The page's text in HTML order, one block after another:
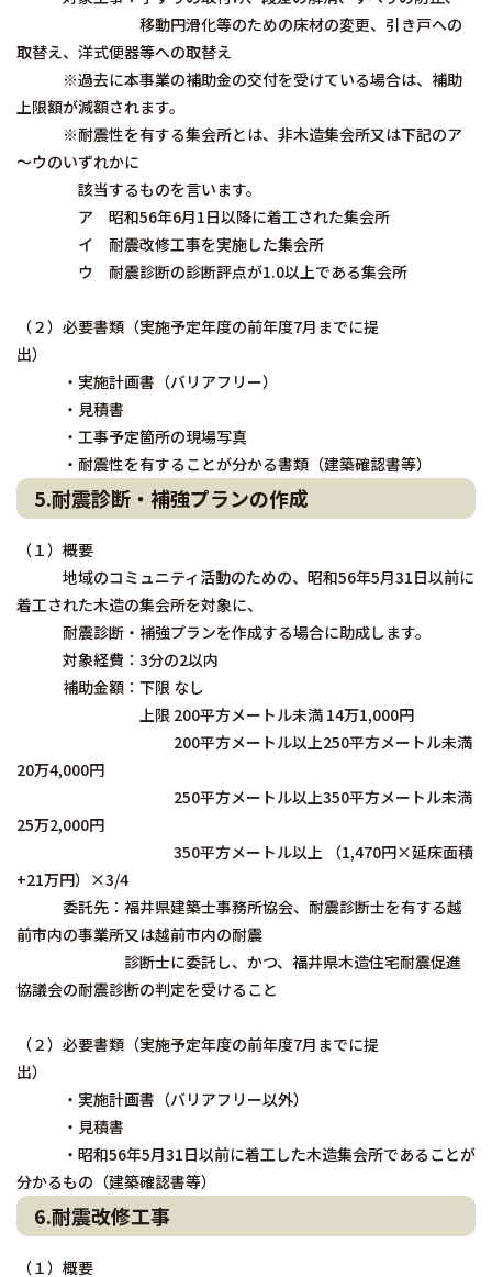
移動円滑化等のための床材の変更、引き戸への
取替え、洋式便器等への取替え
※過去に本事業の補助金の交付を受けている場合は、補助
上限額が減額されます。
※耐震性を有する集会所とは、非木造集会所又は下記のア
～ウのいずれかに
該当するものを言います。
ア 昭和56年6月1日以降に着工された集会所
イ 耐震改修工事を実施した集会所
ウ 耐震診断の診断評点が1.0以上である集会所
（２）必要書類（実施予定年度の前年度7月までに提
出）
・実施計画書（バリアフリー）
・見積書
・工事予定箇所の現場写真
・耐震性を有することが分かる書類（建築確認書等）
5.耐震診断・補強プランの作成
（１）概要
地域のコミュニティ活動のための、昭和56年5月31日以前に
着工された木造の集会所を対象に、
耐震診断・補強プランを作成する場合に助成します。
対象経費：3分の2以内
補助金額：下限 なし
上限 200平方メートル未満 14万1,000円
200平方メートル以上250平方メートル未満
20万4,000円
250平方メートル以上350平方メートル未満
25万2,000円
350平方メートル以上 （1,470円×延床面積
+21万円）×3/4
委託先：福井県建築士事務所協会、耐震診断士を有する越
前市内の事業所又は越前市内の耐震
診断士に委託し、かつ、福井県木造住宅耐震促進
協議会の耐震診断の判定を受けること
（２）必要書類（実施予定年度の前年度7月までに提
出）
・実施計画書（バリアフリー以外）
・見積書
・昭和56年5月31日以前に着工した木造集会所であることが
分かるもの（建築確認書等）
6.耐震改修工事
（１）概要